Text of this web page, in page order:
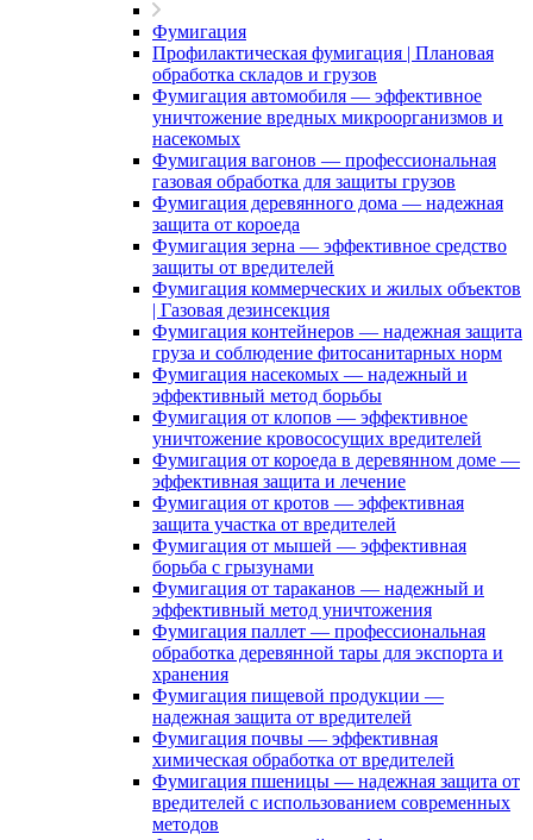
Фумигация
Профилактическая фумигация | Плановая
обработка складов и грузов
Фумигация автомобиля — эффективное
уничтожение вредных микроорганизмов и
насекомых
Фумигация вагонов — профессиональная
газовая обработка для защиты грузов
Фумигация деревянного дома — надежная
защита от короеда
Фумигация зерна — эффективное средство
защиты от вредителей
Фумигация коммерческих и жилых объектов
| Газовая дезинсекция
Фумигация контейнеров — надежная защита
груза и соблюдение фитосанитарных норм
Фумигация насекомых — надежный и
эффективный метод борьбы
Фумигация от клопов — эффективное
уничтожение кровососущих вредителей
Фумигация от короеда в деревянном доме —
эффективная защита и лечение
Фумигация от кротов — эффективная
защита участка от вредителей
Фумигация от мышей — эффективная
борьба с грызунами
Фумигация от тараканов — надежный и
эффективный метод уничтожения
Фумигация паллет — профессиональная
обработка деревянной тары для экспорта и
хранения
Фумигация пищевой продукции —
надежная защита от вредителей
Фумигация почвы — эффективная
химическая обработка от вредителей
Фумигация пшеницы — надежная защита от
вредителей с использованием современных
методов